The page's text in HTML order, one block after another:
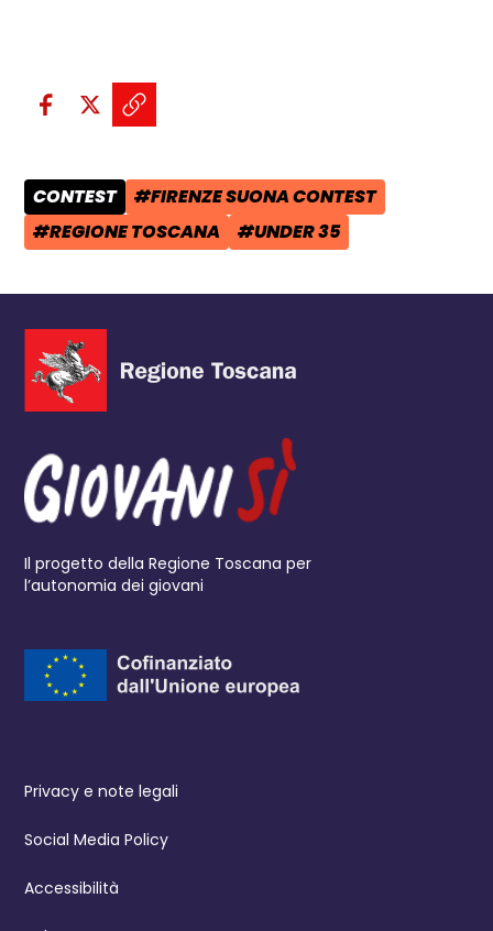
Condividi sui social:
Condividi su Facebook - apre
Condividi su X - apre una
Copia il link e condividi -
CATEGORIA POST:
CONTEST TAG:
#FIRENZE SUONA CONTEST
TAG:
#REGIONE TOSCANA TAG:
#UNDER 35
Il progetto della Regione Toscana per
l’autonomia dei giovani
Privacy e note legali
Social Media Policy
Accessibilità